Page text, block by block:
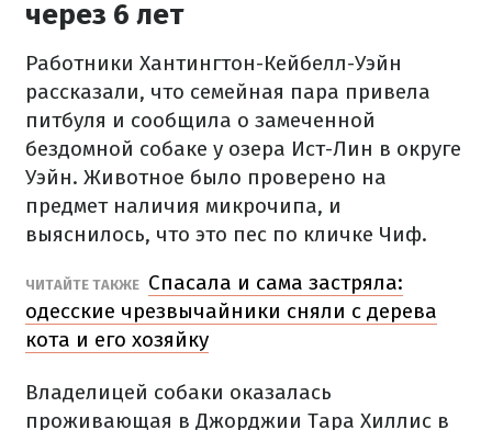
через 6 лет
Работники Хантингтон-Кейбелл-Уэйн
рассказали, что семейная пара привела
питбуля и сообщила о замеченной
бездомной собаке у озера Ист-Лин в округе
Уэйн. Животное было проверено на
предмет наличия микрочипа, и
выяснилось, что это пес по кличке Чиф.
ЧИТАЙТЕ ТАКЖЕ Спасала и сама застряла:
одесские чрезвычайники сняли с дерева
кота и его хозяйку
Владелицей собаки оказалась
проживающая в Джорджии Тара Хиллис в